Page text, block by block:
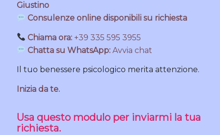
Giustino
Consulenze online disponibili su richiesta
Chiama ora: +39 335 595 3955
Chatta su WhatsApp: Avvia chat
Il tuo benessere psicologico merita attenzione.
Inizia da te.
Usa questo modulo per inviarmi la tua
richiesta.